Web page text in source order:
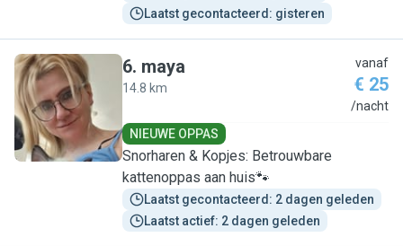
Laatst gecontacteerd: gisteren
M
6. maya
14.8 km
vanaf
€ 25
/nacht
NIEUWE OPPAS
Snorharen & Kopjes: Betrouwbare
kattenoppas aan huis🐾
Laatst gecontacteerd: 2 dagen geleden
Laatst actief: 2 dagen geleden